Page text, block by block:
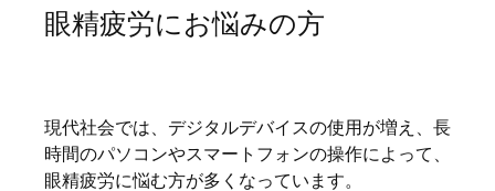
眼精疲労にお悩みの方
現代社会では、デジタルデバイスの使用が増え、長
時間のパソコンやスマートフォンの操作によって、
眼精疲労に悩む方が多くなっています。